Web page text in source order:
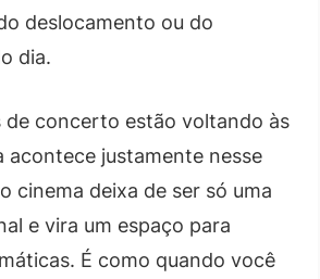
deslocamento ou do
dia.
de concerto estão voltando às
acontece justamente nesse
cinema deixa de ser só uma
e vira um espaço para
É como quando você